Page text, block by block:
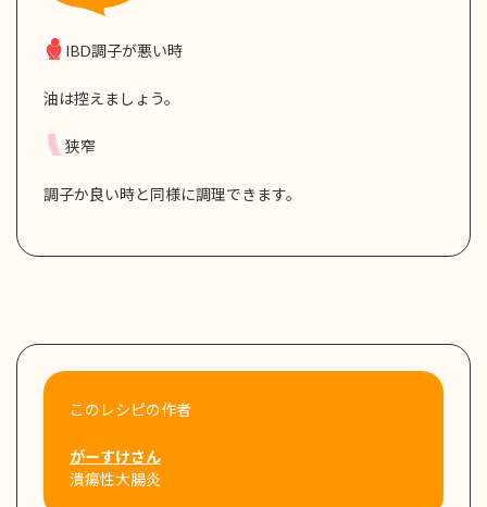
IBD調子が悪い時
油は控えましょう。
狭窄
調子か良い時と同様に調理できます。
このレシピの作者
がーすけさん
潰瘍性大腸炎